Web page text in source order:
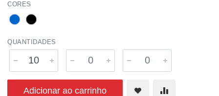
CORES
QUANTIDADES
Adicionar ao carrinho